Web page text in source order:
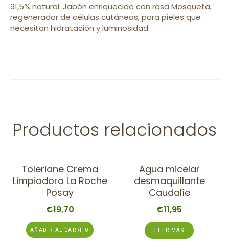
91,5% natural. Jabón enriquecido con rosa Mosqueta,
regenerador de células cutáneas, para pieles que
necesitan hidratación y luminosidad.
Productos relacionados
Toleriane Crema
Limpiadora La Roche
Posay
€19,70
AÑADIR AL CARRITO
Agua micelar
desmaquillante
Caudalíe
€11,95
LEER MÁS